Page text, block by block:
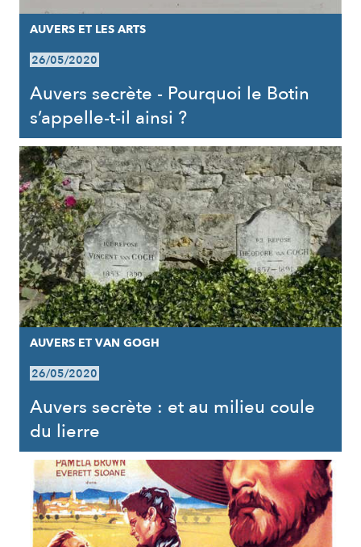
AUVERS ET LES ARTS
26/05/2020
Auvers secrète - Pourquoi le Botin
s’appelle-t-il ainsi ?
AUVERS ET VAN GOGH
26/05/2020
Auvers secrète : et au milieu coule
du lierre